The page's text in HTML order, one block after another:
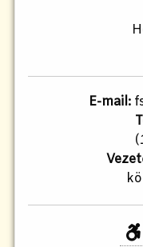
E-mail: